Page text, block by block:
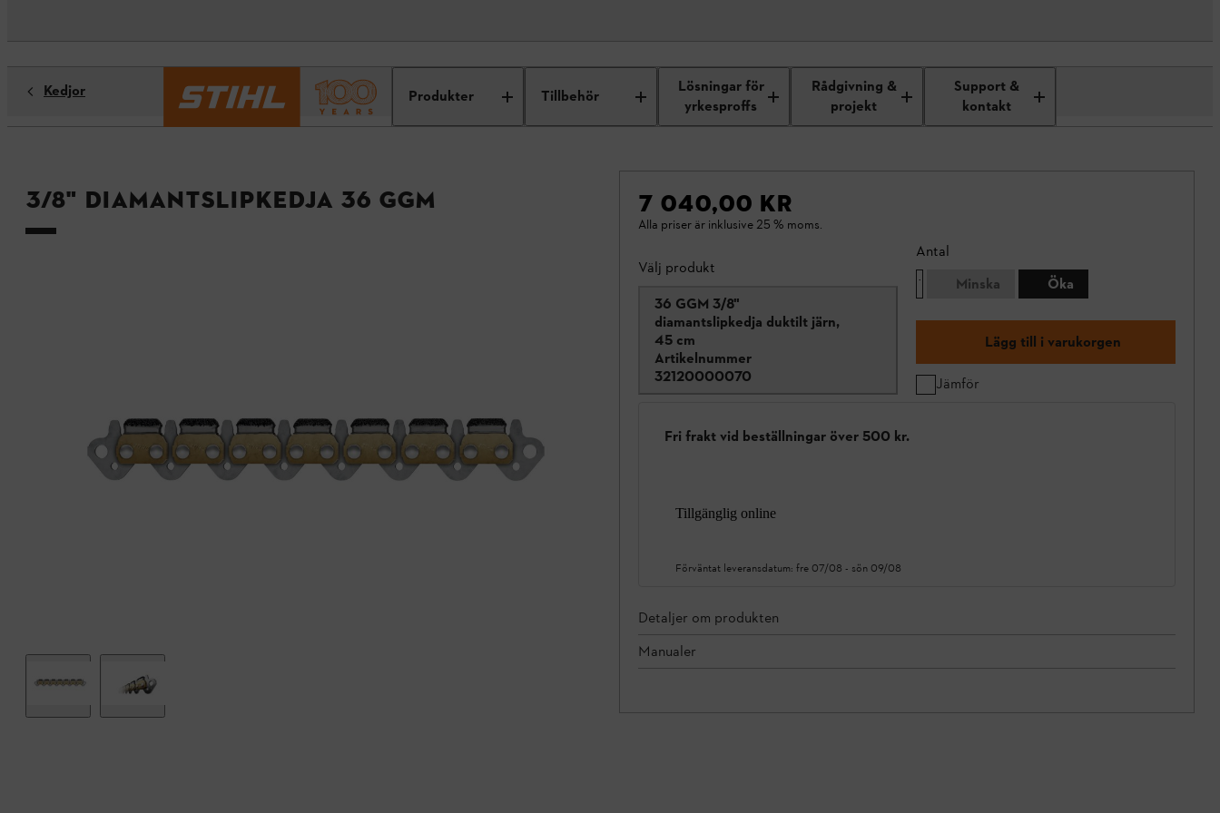
Produkter Tillbehör
Lösningar för
yrkesproffs
Rådgivning &
projekt
Support &
kontakt
Kedjor
3/8" Diamantslipkedja 36 GGM 7 040,00 KR
Alla priser är inklusive 25 % moms.
Välj produkt
36 GGM 3/8"
diamantslipkedja duktilt järn,
45 cm
Artikelnummer
32120000070
Antal
Minska
Öka
Lägg till i varukorgen
Jämför
Fri frakt vid beställningar över 500 kr.
Tillgänglig online
Förväntat leveransdatum: fre 07/08 - sön 09/08
Detaljer om produkten
Manualer